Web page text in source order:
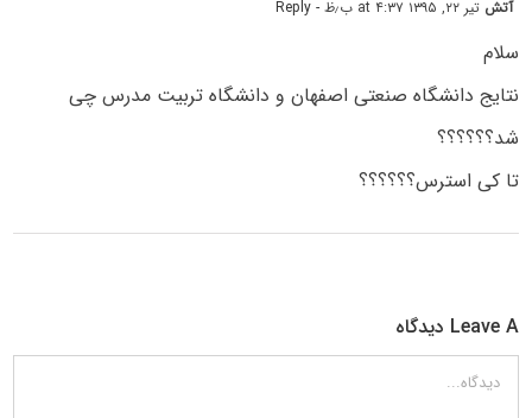
آتش تیر ۲۲, ۱۳۹۵ at ۴:۳۷ ب٫ظ - Reply
سلام
نتایج دانشگاه صنعتی اصفهان و دانشگاه تربیت مدرس چی
شد؟؟؟؟؟؟
تا کی استرس؟؟؟؟؟؟
Leave A دیدگاه
دیدگاه